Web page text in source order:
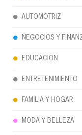
AUTOMOTRIZ
NEGOCIOS Y
EDUCACION
ENTRETENIMIENTO
FAMILIA Y HOGAR
MODA Y BELLEZA